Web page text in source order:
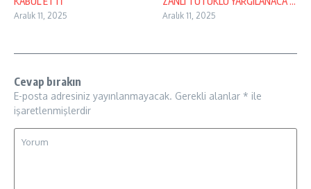
Aralık 11, 2025 Aralık 11, 2025
Cevap bırakın
E-posta adresiniz yayınlanmayacak. Gerekli alanlar * ile
işaretlenmişlerdir